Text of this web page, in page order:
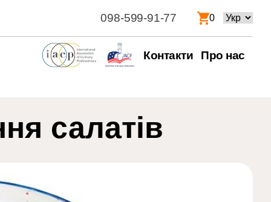
098-599-91-77 0
Вибрати
Контакти Про нас
салатів